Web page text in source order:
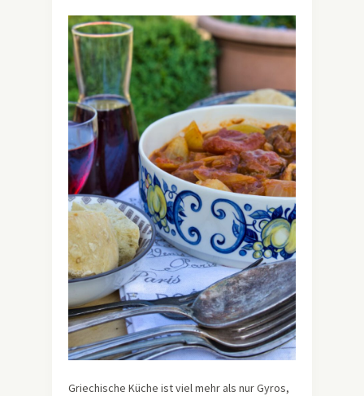
Griechische Küche ist viel mehr als nur Gyros,